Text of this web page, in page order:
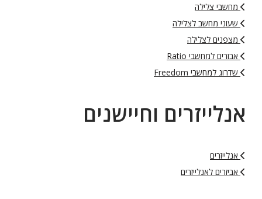
מחשבי צלילה
שעוני מחשב לצלילה
מצפנים לצלילה
אבזרים למחשבי Ratio
שדרוג למחשבי Freedom
אנלייזרים וחיישנים
אנלייזרים
אביזרים לאנלייזרים